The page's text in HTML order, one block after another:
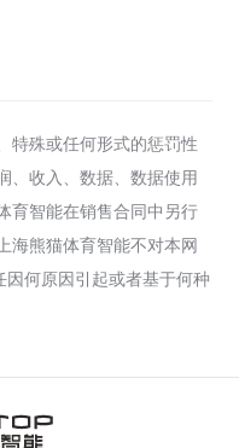
特殊或任何形式的惩罚性
、收入、数据、数据使用
育智能在销售合同中另行
海熊猫体育智能不对本网
因何原因引起或者基于何种